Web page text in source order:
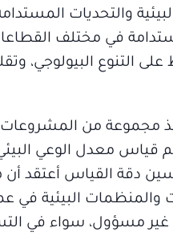
البيئية والتحديات
في مختلف
التنوع البيولوجي،
مجموعة من المشروعات
البيئية في
مسؤول، سواء في